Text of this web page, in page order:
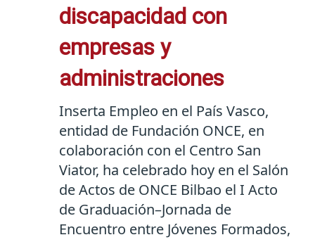
discapacidad con
empresas y
administraciones
Inserta Empleo en el País Vasco,
entidad de Fundación ONCE, en
colaboración con el Centro San
Viator, ha celebrado hoy en el Salón
de Actos de ONCE Bilbao el I Acto
de Graduación–Jornada de
Encuentro entre Jóvenes Formados,